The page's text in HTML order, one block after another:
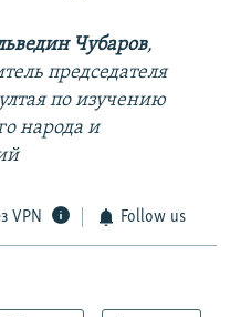
Чубаров,
председателя
по изучению
народа и
VPN Follow us